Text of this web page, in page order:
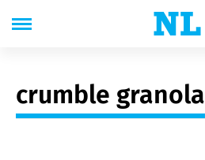
crumble granola